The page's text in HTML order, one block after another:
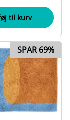
til kurv
SPAR 69%